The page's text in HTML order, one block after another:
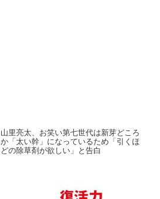
山里亮太、お笑い第七世代は新芽どころ
か「太い幹」になっているため「引くほ
どの除草剤が欲しい」と告白